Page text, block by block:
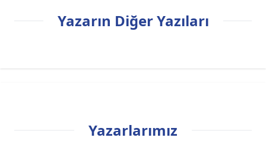
Yazarın Diğer Yazıları
Yazarlarımız